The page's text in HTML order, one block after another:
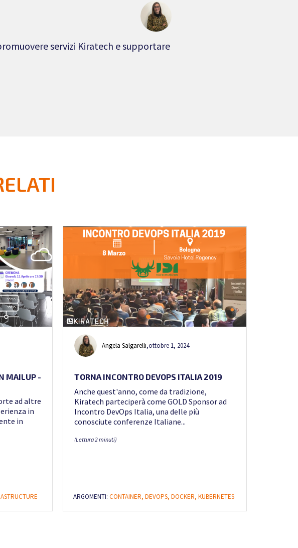
servizi Kiratech e supportare
MAILUP -
ad altre
in
in
Angela Salgarelli,ottobre 1, 2024
TORNA INCONTRO DEVOPS ITALIA 2019
Anche quest'anno, come da tradizione,
Kiratech parteciperà come GOLD Sponsor ad
Incontro DevOps Italia, una delle più
conosciute conferenze Italiane...
(Lettura 2 minuti)
ARGOMENTI:CONTAINER,DEVOPS,DOCKER,KUBERNETES